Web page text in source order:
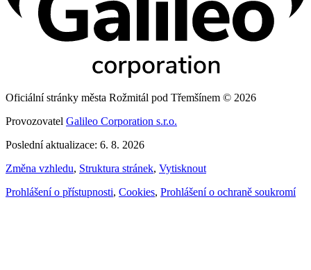
Oficiální stránky města Rožmitál pod Třemšínem © 2026
Provozovatel Galileo Corporation s.r.o.
Poslední aktualizace: 6. 8. 2026
Změna vzhledu, Struktura stránek, Vytisknout
Prohlášení o přístupnosti, Cookies, Prohlášení o ochraně soukromí